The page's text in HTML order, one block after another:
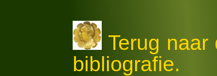
Terug
bibliografie.